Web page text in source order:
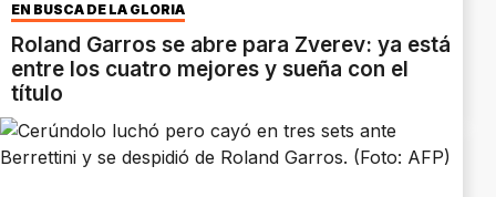
EN BUSCA DE LA GLORIA
Roland Garros se abre para Zverev: ya está
entre los cuatro mejores y sueña con el
título